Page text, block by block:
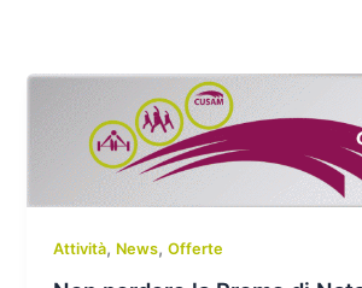
Attività, News,Offerte